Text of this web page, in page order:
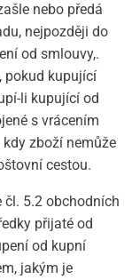
nebo předá
nejpozději do
od smlouvy,.
pokud kupující
li kupující od
s vrácením
zboží nemůže
cestou.
čl. 5.2 obchodních
přijaté od
od kupní
jakým je